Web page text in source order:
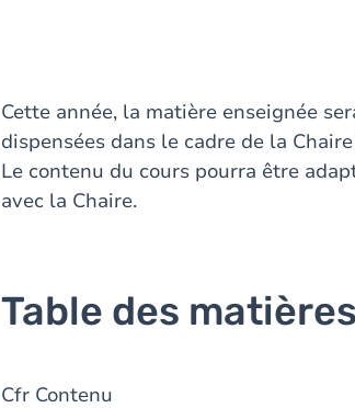
Cette année, la matière enseignée
dispensées dans le cadre de la
Le contenu du cours pourra être
avec la Chaire.
Table des matières
Cfr Contenu